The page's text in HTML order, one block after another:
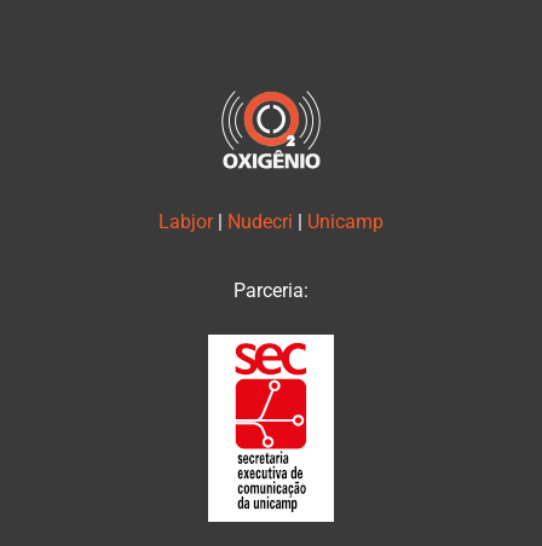
Labjor | Nudecri | Unicamp
Parceria: